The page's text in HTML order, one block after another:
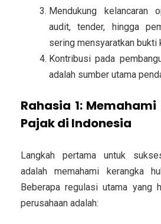
Mendukung kelancaran
audit, tender, hingga
sering mensyaratkan bukti
Kontribusi pada
adalah sumber utama
Rahasia 1:
Pajak di Indonesia
Langkah pertama untuk
adalah memahami kerangka
Beberapa regulasi utama yang
perusahaan adalah: